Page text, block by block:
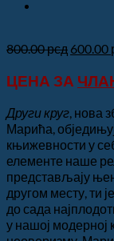
800.00рсд
је
800.00
600.00
ЦЕНА ЗА
Други круг, нова
Марића,
књижевности у
елементе наше
представљају
другом месту, ти
до сада
у нашој модерној